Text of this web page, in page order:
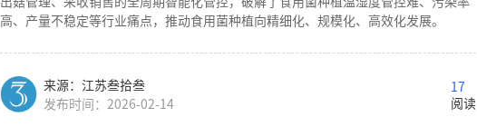
高、产量不稳定等行业痛点，推动食用菌种植向精细化、规模化、高效化发展。
来源：江苏叁拾叁
发布时间：2026-02-14
17
阅读